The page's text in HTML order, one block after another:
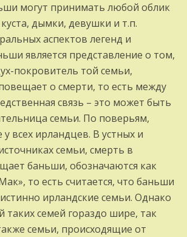
могут принимать любой облик
дымки, девушки и т.п.
аспектов легенд и
является представление о том,
покровитель той семьи,
о смерти, то есть между
связь – это может быть
семьи. По поверьям,
всех ирландцев. В устных и
семьи, смерть в
баньши, обозначаются как
то есть считается, что баньши
ирландские семьи. Однако
таких семей гораздо шире, так
семьи, происходящие от